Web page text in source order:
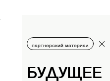
партнерский материал
БУДУЩЕЕ